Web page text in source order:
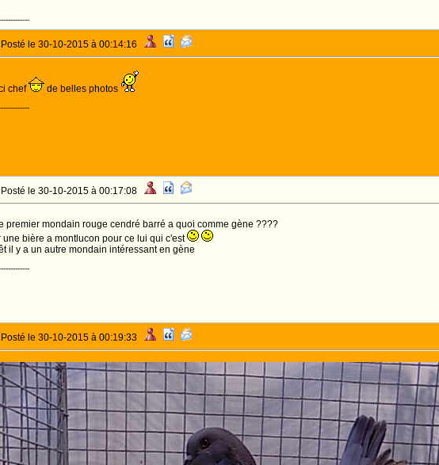
le 30-10-2015 à 00:14:16
chef de belles photos
le 30-10-2015 à 00:17:08
premier mondain rouge cendré barré a quoi comme gène ????
une bière a montlucon pour ce lui qui c'est
il y a un autre mondain intéressant en gène
le 30-10-2015 à 00:19:33